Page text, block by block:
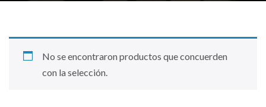
No se encontraron productos que concuerden
con la selección.